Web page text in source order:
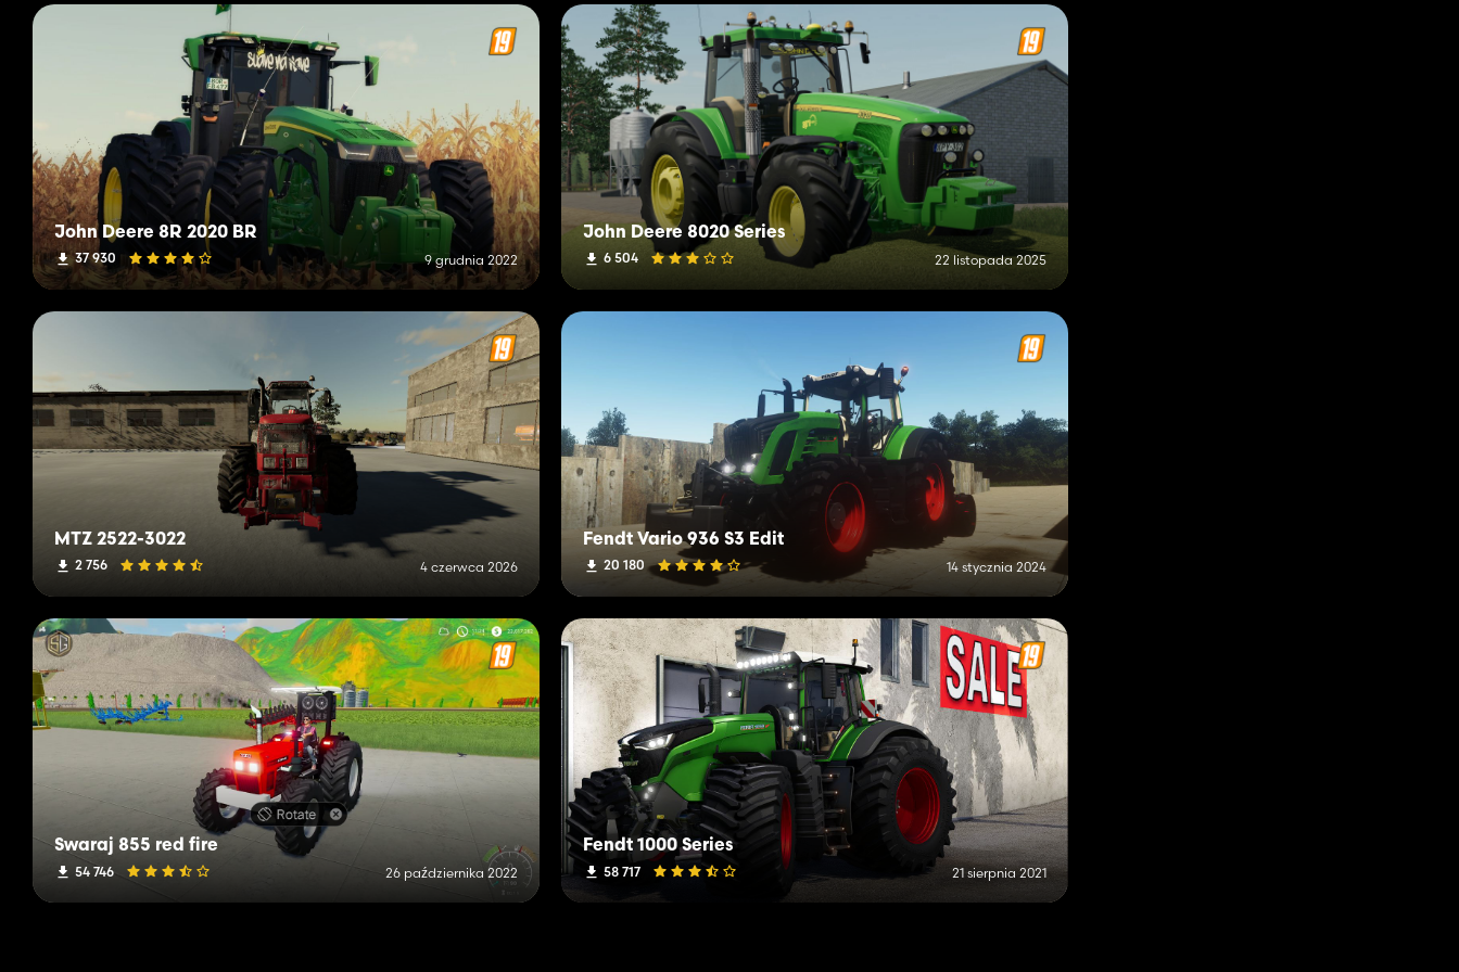
John Deere 8R 2020 BR
37 930 9 grudnia 2022
John Deere 8020 Series
6 504 22 listopada 2025
MTZ 2522-3022
2 756 4 czerwca 2026
Fendt Vario 936 S3 Edit
20 180 14 stycznia 2024
Swaraj 855 red fire
54 746 26 października 2022
Fendt 1000 Series
58 717 21 sierpnia 2021